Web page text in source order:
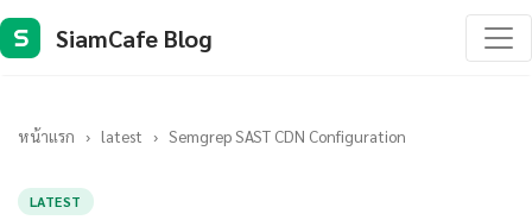
S SiamCafe Blog
หน้าแรก › latest › Semgrep SAST CDN Configuration
LATEST